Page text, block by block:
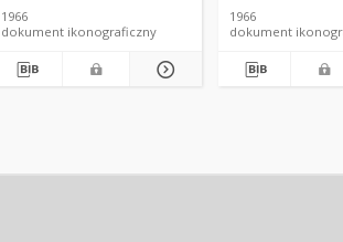
południowo-wschodniej,
Chełmno
1966
dokument ikonograficzny
1966
dokument